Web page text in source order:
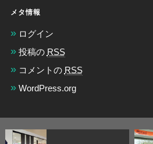
メタ情報
ログイン
投稿の RSS
コメントの RSS
WordPress.org